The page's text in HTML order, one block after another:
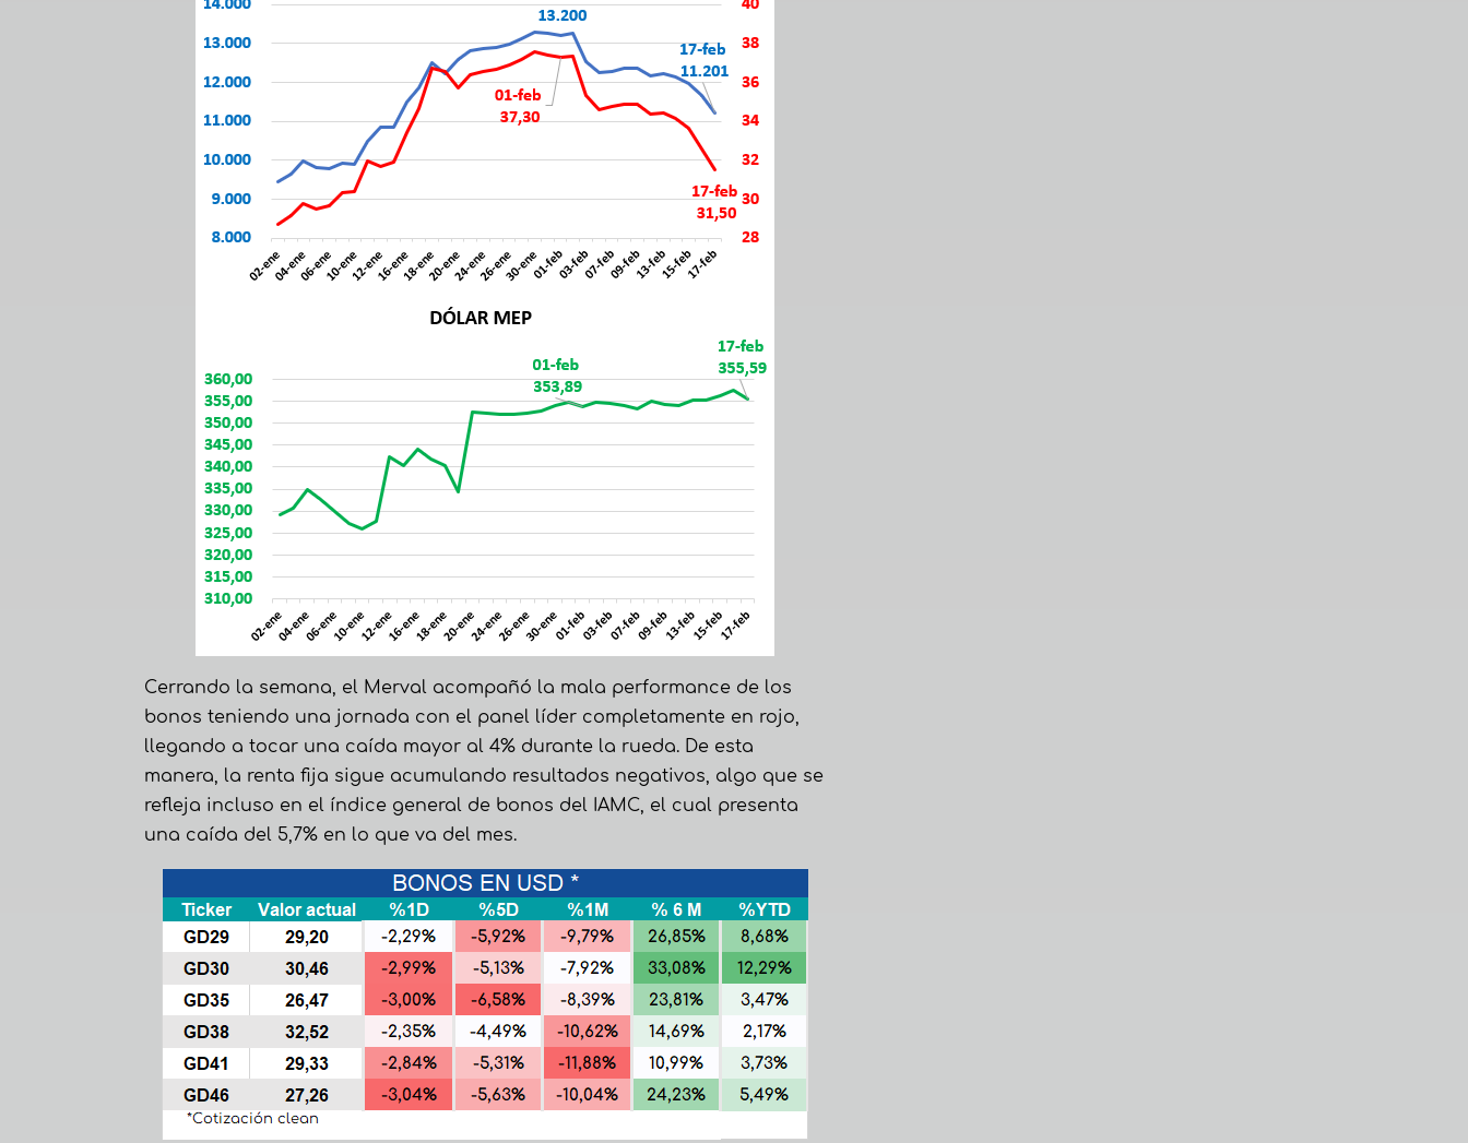
Cerrando la semana, el Merval acompañó la mala performance de los
bonos teniendo una jornada con el panel líder completamente en rojo,
llegando a tocar una caída mayor al 4% durante la rueda. De esta
manera, la renta fija sigue acumulando resultados negativos, algo que se
refleja incluso en el índice general de bonos del IAMC, el cual presenta
una caída del 5,7% en lo que va del mes.